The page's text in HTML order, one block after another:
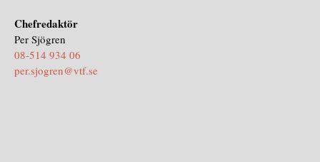
Chefredaktör
Per Sjögren
08-514 934 06
per.sjogren@vtf.se